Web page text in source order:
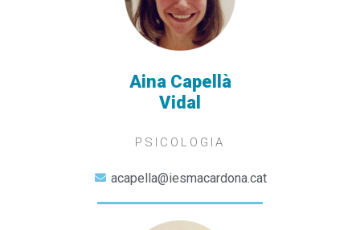
Aina Capellà
Vidal
PSICOLOGIA
acapella@iesmacardona.cat